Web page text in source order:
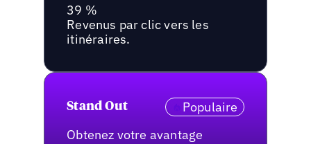
39 %
Revenus par clic vers les
itinéraires.
Stand Out
Populaire
Obtenez votre avantage